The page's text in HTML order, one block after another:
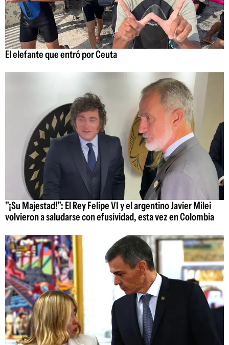
El elefante que entró por Ceuta
"¡Su Majestad!": El Rey Felipe VI y el argentino Javier Milei
volvieron a saludarse con efusividad, esta vez en Colombia